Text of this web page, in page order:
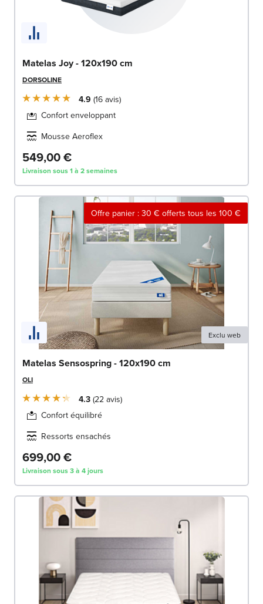
Matelas Joy - 120x190 cm
DORSOLINE
4.9 16 avis
Confort enveloppant
Mousse Aeroflex
549,00 €
Livraison sous 1 à 2 semaines
Offre panier : 30 € offerts tous les 100 €
Exclu web
Matelas Sensospring - 120x190 cm
OLI
4.3 22 avis
Confort équilibré
Ressorts ensachés
699,00 €
Livraison sous 3 à 4 jours